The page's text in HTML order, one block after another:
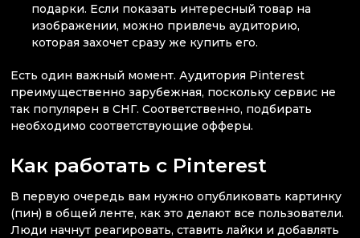
подарки. Если показать интересный товар на
изображении, можно привлечь аудиторию,
которая захочет сразу же купить его.
Есть один важный момент. Аудитория Pinterest
преимущественно зарубежная, поскольку сервис не
так популярен в СНГ. Соответственно, подбирать
необходимо соответствующие офферы.
Как работать с Pinterest
В первую очередь вам нужно опубликовать картинку
(пин) в общей ленте, как это делают все пользователи.
Люди начнут реагировать, ставить лайки и добавлять